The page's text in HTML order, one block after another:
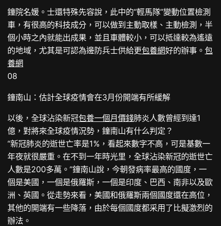
鐘院名媛。士還特殊先容說，此中的“輕馬隊”變動位置檢測
車，有很高的科技成分，可以做到主動取樣、主動檢測，半
個小時之內就能出成果，並且車體較小，可以抵達較為遙遠
的地域，尤其是可認為邊防兵士供給更包養網好的辦事。包
養網
08
鐘南山：估計全球疫情會在3月份開端有所緩解
以後，全球沾染新冠包養一個月價錢肺炎人數曾經到達1
億，對將來全球疫情況勢，鐘南山有什么判定？
“新冠肺炎的逝世亡率是1%，看起來數字不高，可是基數一
年夜就很嚴重。在不到一年時光里，全球沾染新冠的逝世亡
人數是200多萬。”鐘南山說，今朝發病率最高的國度，一
個是美國，一個是俄羅斯，一個是印度、巴西、南非以及歐
洲、英國。從走勢來看，美國和俄羅斯兩個國度還在高位，
其他的開端有一些降落，由於每個國度都采用了比擬激烈的
辦法。